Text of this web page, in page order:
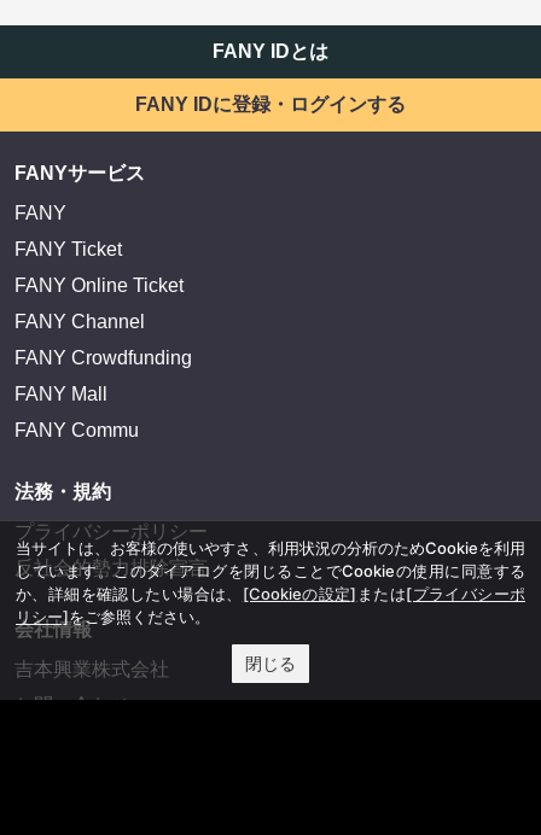
FANY IDとは
FANY IDに登録・ログインする
FANYサービス
FANY
FANY Ticket
FANY Online Ticket
FANY Channel
FANY Crowdfunding
FANY Mall
FANY Commu
法務・規約
プライバシーポリシー
反社会的勢力排除宣言
会社情報
吉本興業株式会社
お問い合わせ
当サイトは、お客様の使いやすさ、利用状況の分析のためCookieを利用
しています。このダイアログを閉じることでCookieの使用に同意する
か、詳細を確認したい場合は、 [Cookieの設定] または[プライバシーポ
リシー]をご参照ください。
閉じる